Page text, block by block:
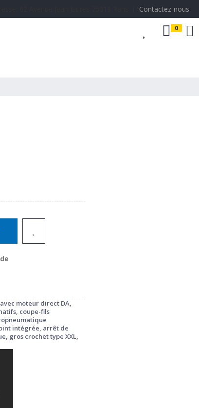
Contactez-nous
0
moteur direct DA,
coupe-fils
intégrée, arrêt de
gros crochet type XXL,